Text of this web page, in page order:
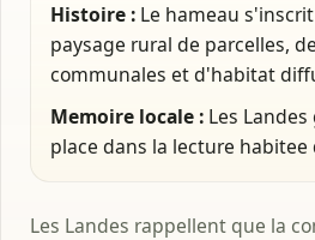
Histoire : Le hameau
paysage rural de parcelles,
communales et d'habitat
Memoire locale : Les
place dans la lecture habitee
Les Landes rappellent que la